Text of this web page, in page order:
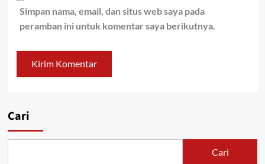
Simpan nama, email, dan situs web saya pada
peramban ini untuk komentar saya berikutnya.
Cari
Cari